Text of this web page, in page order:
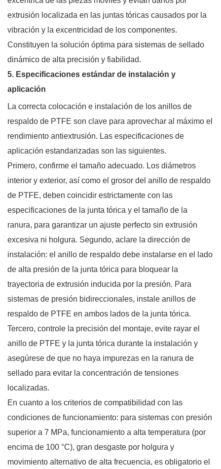
extrusión localizada en las juntas tóricas causados ​​por la
vibración y la excentricidad de los componentes.
Constituyen la solución óptima para sistemas de sellado
dinámico de alta precisión y fiabilidad.
5. Especificaciones estándar de instalación y
aplicación
La correcta colocación e instalación de los anillos de
respaldo de PTFE son clave para aprovechar al máximo el
rendimiento antiextrusión. Las especificaciones de
aplicación estandarizadas son las siguientes.
Primero, confirme el tamaño adecuado. Los diámetros
interior y exterior, así como el grosor del anillo de respaldo
de PTFE, deben coincidir estrictamente con las
especificaciones de la junta tórica y el tamaño de la
ranura, para garantizar un ajuste perfecto sin extrusión
excesiva ni holgura. Segundo, aclare la dirección de
instalación: el anillo de respaldo debe instalarse en el lado
de alta presión de la junta tórica para bloquear la
trayectoria de extrusión inducida por la presión. Para
sistemas de presión bidireccionales, instale anillos de
respaldo de PTFE en ambos lados de la junta tórica.
Tercero, controle la precisión del montaje, evite rayar el
anillo de PTFE y la junta tórica durante la instalación y
asegúrese de que no haya impurezas en la ranura de
sellado para evitar la concentración de tensiones
localizadas.
En cuanto a los criterios de compatibilidad con las
condiciones de funcionamiento: para sistemas con presión
superior a 7 MPa, funcionamiento a alta temperatura (por
encima de 100 °C), gran desgaste por holgura y
movimiento alternativo de alta frecuencia, es obligatorio el